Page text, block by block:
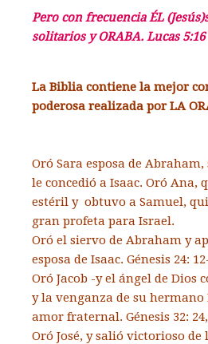
Pero con frecuencia ÉL
solitarios y ORABA. Lucas 5:16
La Biblia contiene la mejor
poderosa realizada por LA
Oró Sara esposa de
le concedió a Isaac. Oró Ana,
estéril y obtuvo a Samuel,
gran profeta para Israel.
Oró el siervo de Abraham y
esposa de Isaac. Génesis 24:
Oró Jacob -y el ángel de Dios
y la venganza de su hermano
amor fraternal. Génesis 32: 24,
Oró José, y salió victorioso